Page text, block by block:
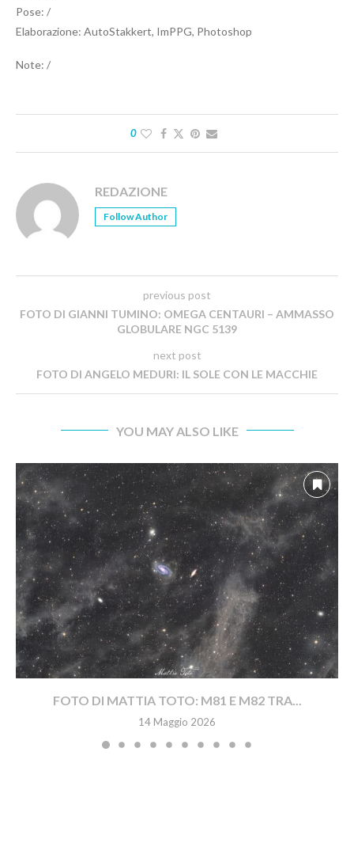
Pose: /
Elaborazione: AutoStakkert, ImPPG, Photoshop
Note: /
0
REDAZIONE
Follow Author
previous post
FOTO DI GIANNI TUMINO: OMEGA CENTAURI – AMMASSO
GLOBULARE NGC 5139
next post
FOTO DI ANGELO MEDURI: IL SOLE CON LE MACCHIE
YOU MAY ALSO LIKE
FOTO DI MATTIA TOTO: M81 E M82 TRA...
14 Maggio 2026